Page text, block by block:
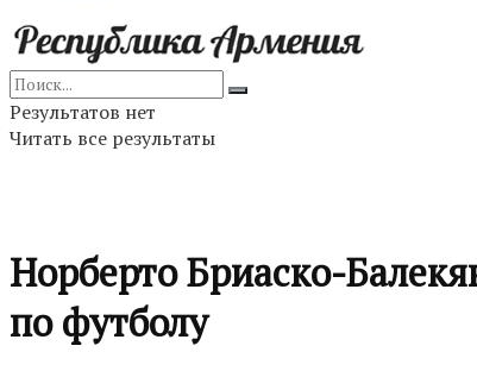
Результатов нет
Читать все результаты
Норберто Бриаско-
по футболу